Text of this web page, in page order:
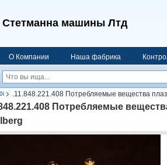
машины Лтд
О Компании Наша фабрика
.11.848.221.408 Потребляемые вещества
Потребляемые